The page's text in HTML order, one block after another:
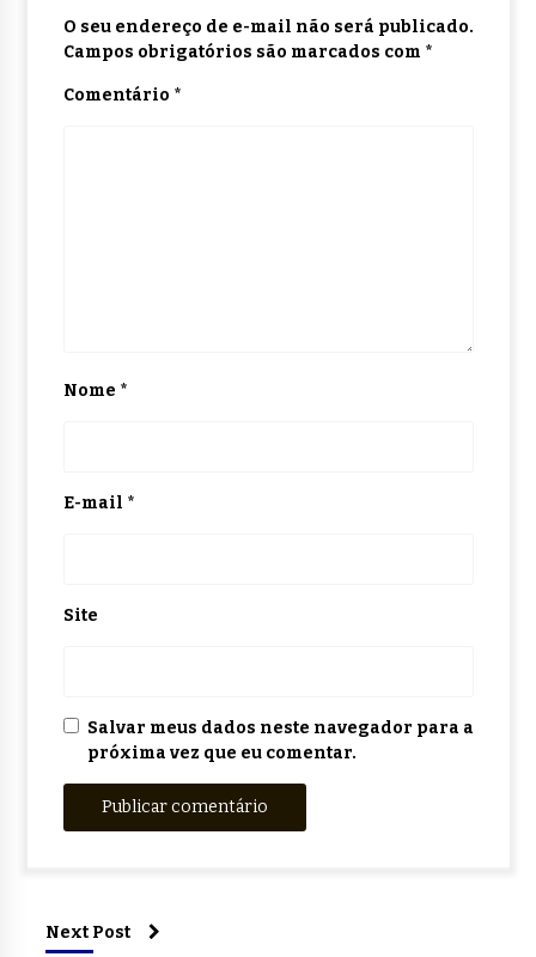
O seu endereço de e-mail não será publicado.
Campos obrigatórios são marcados com *
Comentário *
Nome *
E-mail *
Site
Salvar meus dados neste navegador para a
próxima vez que eu comentar.
Next Post